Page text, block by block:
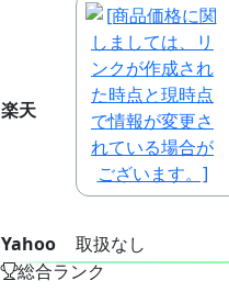
楽天
Yahoo
取扱なし
総合ランク